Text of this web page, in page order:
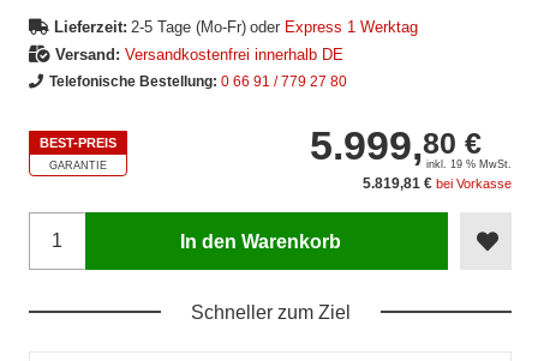
Lieferzeit: 2-5 Tage (Mo-Fr) oder Express 1 Werktag
Versand: Versandkostenfrei innerhalb DE
Telefonische Bestellung: 0 66 91 / 779 27 80
BEST-PREIS
GARANTIE 5.999,80 €
inkl. 19 % MwSt.
5.819,81 € bei Vorkasse
In den Warenkorb
Schneller zum Ziel